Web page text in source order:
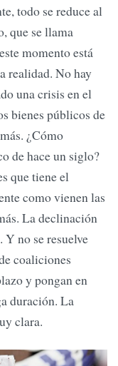
todo se reduce al
que se llama
momento está
realidad. No hay
una crisis en el
bienes públicos de
¿Cómo
de hace un siglo?
que tiene el
como vienen las
La declinación
Y no se resuelve
coaliciones
y pongan en
duración. La
clara.